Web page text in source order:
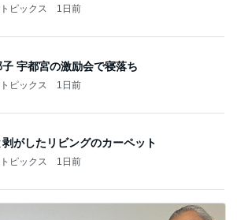
ピックス 1日前
子 宇都宮の激励会で寝落ち
ピックス 1日前
がしたリビングのカーペット
ピックス 1日前